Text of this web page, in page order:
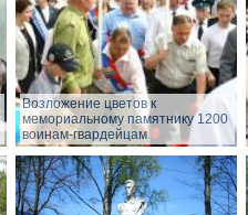
Возложение цветов к
мемориальному памятнику 1200
воинам-гвардейцам